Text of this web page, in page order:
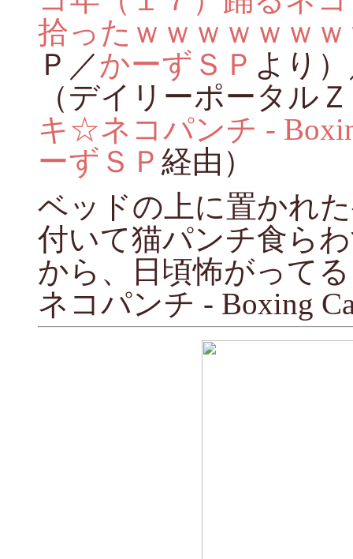
拾ったｗｗｗｗｗｗ
Ｐ／かーずＳＰ より
（デイリーポータル
キ☆ネコパンチ -
ーずＳＰ 経由）
ベッドの上に置かれ
付いて猫パンチ食ら
から、日頃怖がって
ネコパンチ - Boxing